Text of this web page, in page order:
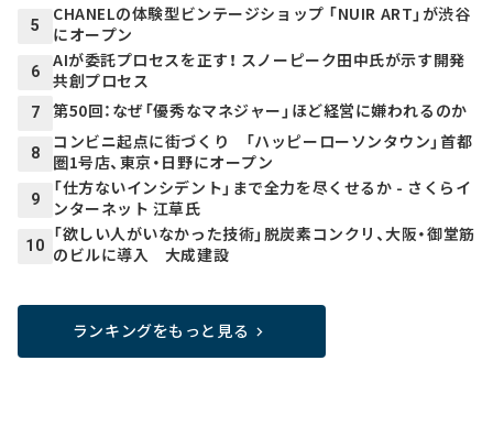
5
CHANELの体験型ビンテージショップ 「NUIR ART」が渋谷
にオープン
6
AIが委託プロセスを正す！ スノーピーク田中氏が示す開発
共創プロセス
7 第50回：なぜ「優秀なマネジャー」ほど経営に嫌われるのか
8
コンビニ起点に街づくり 「ハッピーローソンタウン」首都
圏1号店、東京・日野にオープン
9
「仕方ないインシデント」まで全力を尽くせるか - さくらイ
ンターネット 江草氏
10
「欲しい人がいなかった技術」脱炭素コンクリ、大阪・御堂筋
のビルに導入 大成建設
ランキングをもっと見る